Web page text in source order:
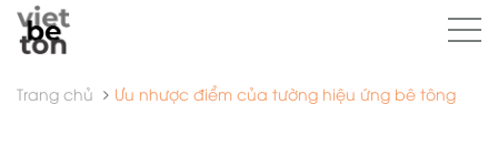
Trang chủ Ưu nhược điểm của tường hiệu ứng bê tông